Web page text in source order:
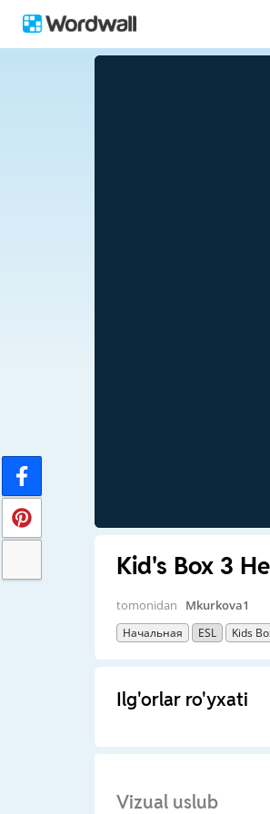
Kid's Box 3
tomonidan Mkurkova1
Начальная ESL Kids
Ilg'orlar ro'yxati
Vizual uslub